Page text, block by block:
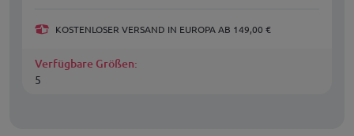
KOSTENLOSER VERSAND IN EUROPA AB 149,00 €
Verfügbare Größen:
5